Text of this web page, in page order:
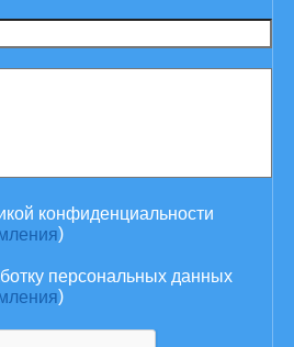
конфиденциальности
)
персональных данных
)